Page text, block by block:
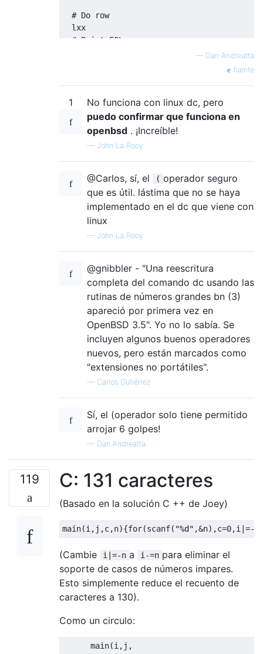
  # Do row
  lxx
  # Print EOL
# Increment Y and save it, leaving 2
  # Check for stop condition
  lM >y
# main loop
# Push Input value
[Input:]n?
# Initialize registers
# M=rows
d sM
# Y=1-(M-(M%2))
dd2%-1r-sY
# R=M^2
# N=0
[Output:]p
# Main routine
# Print value of PI, N/R
— Dan Andreatta
fuente
1
No funciona con linux dc, pero
puedo confirmar que funciona en
openbsd . ¡Increíble!
— John La Rooy
@Carlos, sí, el ( operador seguro
que es útil. lástima que no se haya
implementado en el dc que viene con
linux
— John La Rooy
@gnibbler - "Una reescritura
completa del comando dc usando las
rutinas de números grandes bn (3)
apareció por primera vez en
OpenBSD 3.5". Yo no lo sabía. Se
incluyen algunos buenos operadores
nuevos, pero están marcados como
"extensiones no portátiles".
— Carlos Gutiérrez
Sí, el (operador solo tiene permitido
arrojar 6 golpes!
— Dan Andreatta
119 C: 131 caracteres
(Basado en la solución C ++ de Joey)
(Cambie i|=-n a i-=n para eliminar el
soporte de casos de números impares.
Esto simplemente reduce el recuento de
caracteres a 130).
Como un circulo:
      main(i,j,